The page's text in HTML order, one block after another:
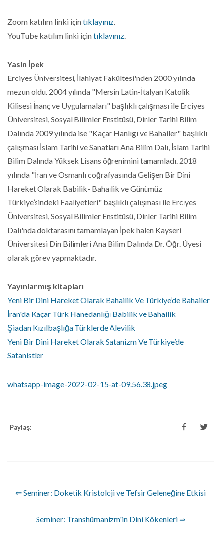
Zoom katılım linki içintıklayınız.
YouTube katılım linki içintıklayınız.
Yasin İpek
Erciyes Üniversitesi, İlahiyat Fakültesi'nden 2000 yılında
mezun oldu. 2004 yılında "Mersin Latin-İtalyan Katolik
Kilisesi İnanç ve Uygulamaları" başlıklı çalışması ile Erciyes
Üniversitesi, Sosyal Bilimler Enstitüsü, Dinler Tarihi Bilim
Dalında 2009 yılında ise "Kaçar Hanlıgı ve Bahailer" başlıklı
çalışması İslam Tarihi ve Sanatları Ana Bilim Dalı, İslam Tarihi
Bilim Dalında Yüksek Lisans öğrenimini tamamladı. 2018
yılında "İran ve Osmanlı coğrafyasında Gelişen Bir Dini
Hareket Olarak Babilik- Bahailik ve Günümüz
Türkiye’sindeki Faaliyetleri" başlıklı çalışması ile Erciyes
Üniversitesi, Sosyal Bilimler Enstitüsü, Dinler Tarihi Bilim
Dalı'nda doktarasını tamamlayan İpek halen Kayseri
Üniversitesi Din Bilimleri Ana Bilim Dalında Dr. Öğr. Üyesi
olarak görev yapmaktadır.
Yayınlanmış kitapları
Yeni Bir Dini Hareket Olarak Bahailik Ve Türkiye’de Bahailer
İran'da Kaçar Türk Hanedanlığı Babilik ve Bahailik
Şiadan Kızılbaşlığa Türklerde Alevilik
Yeni Bir Dini Hareket Olarak Satanizm Ve Türkiye’de
Satanistler
whatsapp-image-2022-02-15-at-09.56.38.jpeg
Paylaş:
⇐ Seminer: Doketik Kristoloji ve Tefsir Geleneğine Etkisi
Seminer: Transhümanizm'in Dini Kökenleri ⇒